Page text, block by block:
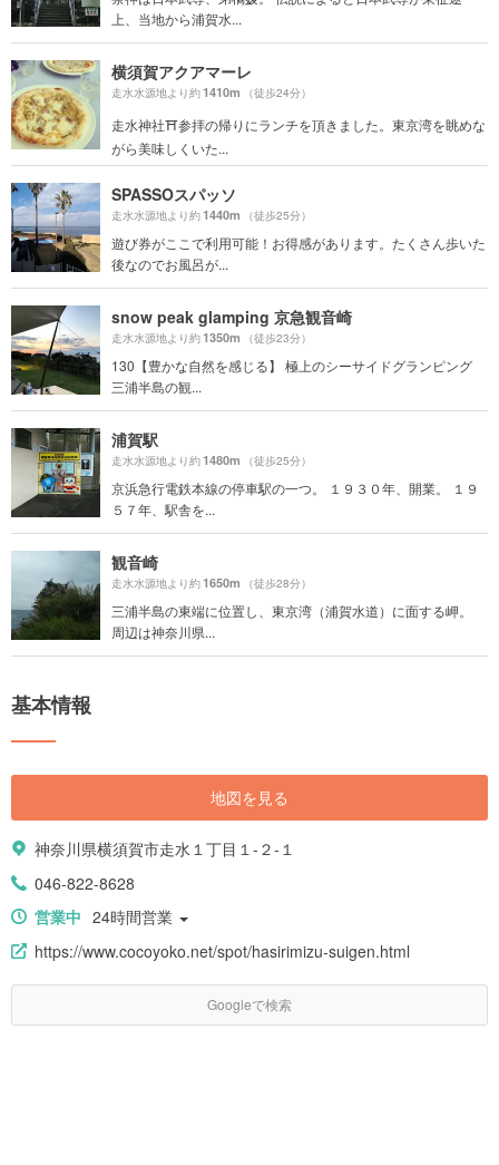
上、当地から浦賀水...
横須賀アクアマーレ
走水水源地より約1410m （徒歩24分）
走水神社⛩参拝の帰りにランチを頂きました。東京湾を眺めな
がら美味しくいた...
SPASSOスパッソ
走水水源地より約1440m （徒歩25分）
遊び券がここで利用可能！お得感があります。たくさん歩いた
後なのでお風呂が...
snow peak glamping 京急観音崎
走水水源地より約1350m （徒歩23分）
130【豊かな自然を感じる】 極上のシーサイドグランピング
三浦半島の観...
浦賀駅
走水水源地より約1480m （徒歩25分）
京浜急行電鉄本線の停車駅の一つ。 １９３０年、開業。 １９
５７年、駅舎を...
観音崎
走水水源地より約1650m （徒歩28分）
三浦半島の東端に位置し、東京湾（浦賀水道）に面する岬。
周辺は神奈川県...
基本情報
地図を見る
神奈川県横須賀市走水１丁目１-２-１
046-822-8628
営業中 24時間営業
https://www.cocoyoko.net/spot/hasirimizu-suigen.html
Googleで検索